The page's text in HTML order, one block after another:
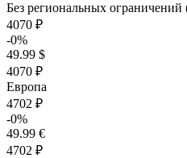
Без региональных ограничений
4070 ₽
-0%
49.99 $
4070 ₽
Европа
4702 ₽
-0%
49.99 €
4702 ₽